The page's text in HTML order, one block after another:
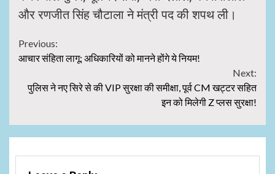
और रणजीत सिंह चौटाला ने मंत्री पद की शपथ ली।
Continue
Previous:
आचार संहिता लागू: अधिकारियों को मानने होंगे ये नियम!
Next:
पुलिस ने नए सिरे से की VIP सुरक्षा की समीक्षा, पूर्व CM खट्टर सहित
इन को मिलेगी Z प्लस सुरक्षा!